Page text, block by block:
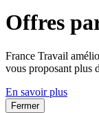
Offres
France Travail
vous proposant plus
En savoir plus
Fermer